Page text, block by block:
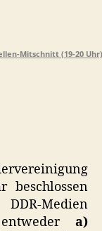
Mitschnitt (19-20 Uhr)
beschlossen
Medien
a)